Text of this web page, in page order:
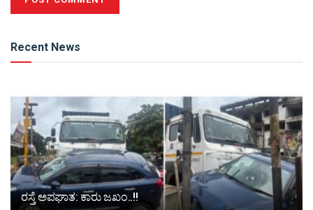
Recent News
ರಸ್ತೆ ಅಪಘಾತ: ಕಾರು ಜಖಂ..!!